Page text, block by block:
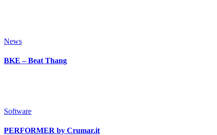
News
BKE – Beat Thang
Software
PERFORMER by Crumar.it